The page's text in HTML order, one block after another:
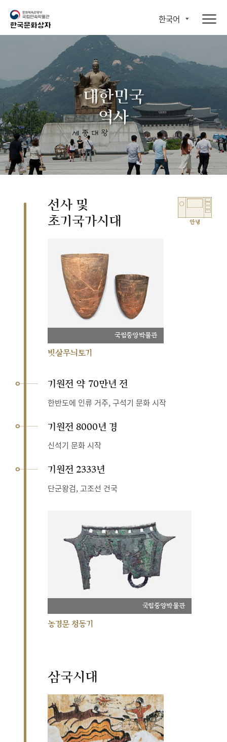
한국어
대한민국
역사
안녕
선사 및
초기국가시대
국립중앙박물관
빗살무늬토기
기원전 약 70만년 전
한반도에 인류 거주, 구석기 문화 시작
기원전 8000년 경
신석기 문화 시작
기원전 2333년
단군왕검, 고조선 건국
국립중앙박물관
농경문 청동기
삼국시대